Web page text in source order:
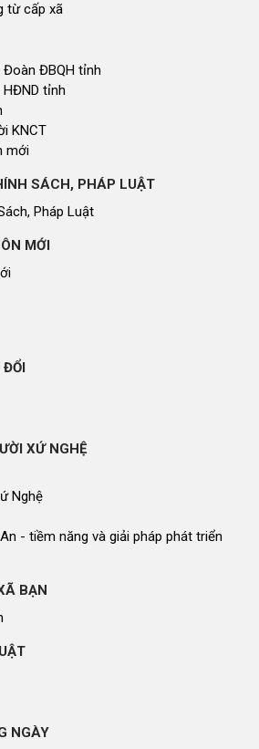
từ cấp xã
ĐBQH tỉnh
tỉnh
KNCT
mới
SÁCH, PHÁP LUẬT
Pháp Luật
MỚI
ĐỔI
XỨ NGHỆ
Nghệ
- tiềm năng và giải pháp phát triển
BẠN
NGÀY